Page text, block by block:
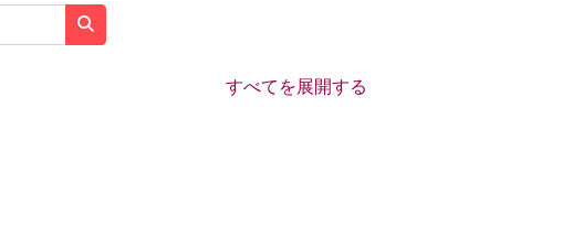
コースを検索する
すべてを展開する